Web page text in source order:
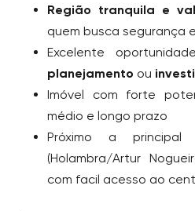
Região tranquila e
quem busca segurança
Excelente
planejamento ou
Imóvel com forte
médio e longo prazo
Próximo a
(Holambra/Artur
com facil acesso ao